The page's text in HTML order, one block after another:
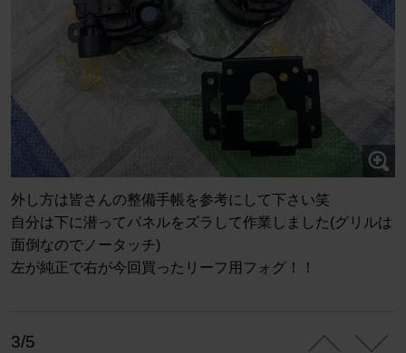
外し方は皆さんの整備手帳を参考にして下さい笑
自分は下に潜ってパネルをズラして作業しました(グリルは
面倒なのでノータッチ)
左が純正で右が今回買ったリーフ用フォグ！！
3/5